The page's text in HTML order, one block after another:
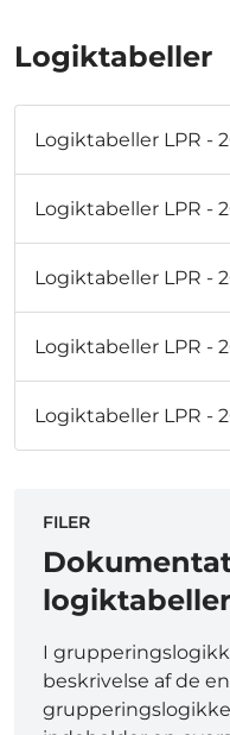
Logiktabeller
Logiktabeller LPR -
Logiktabeller LPR -
Logiktabeller LPR -
Logiktabeller LPR -
Logiktabeller LPR -
FILER
logiktabeller
I
beskrivelse af de